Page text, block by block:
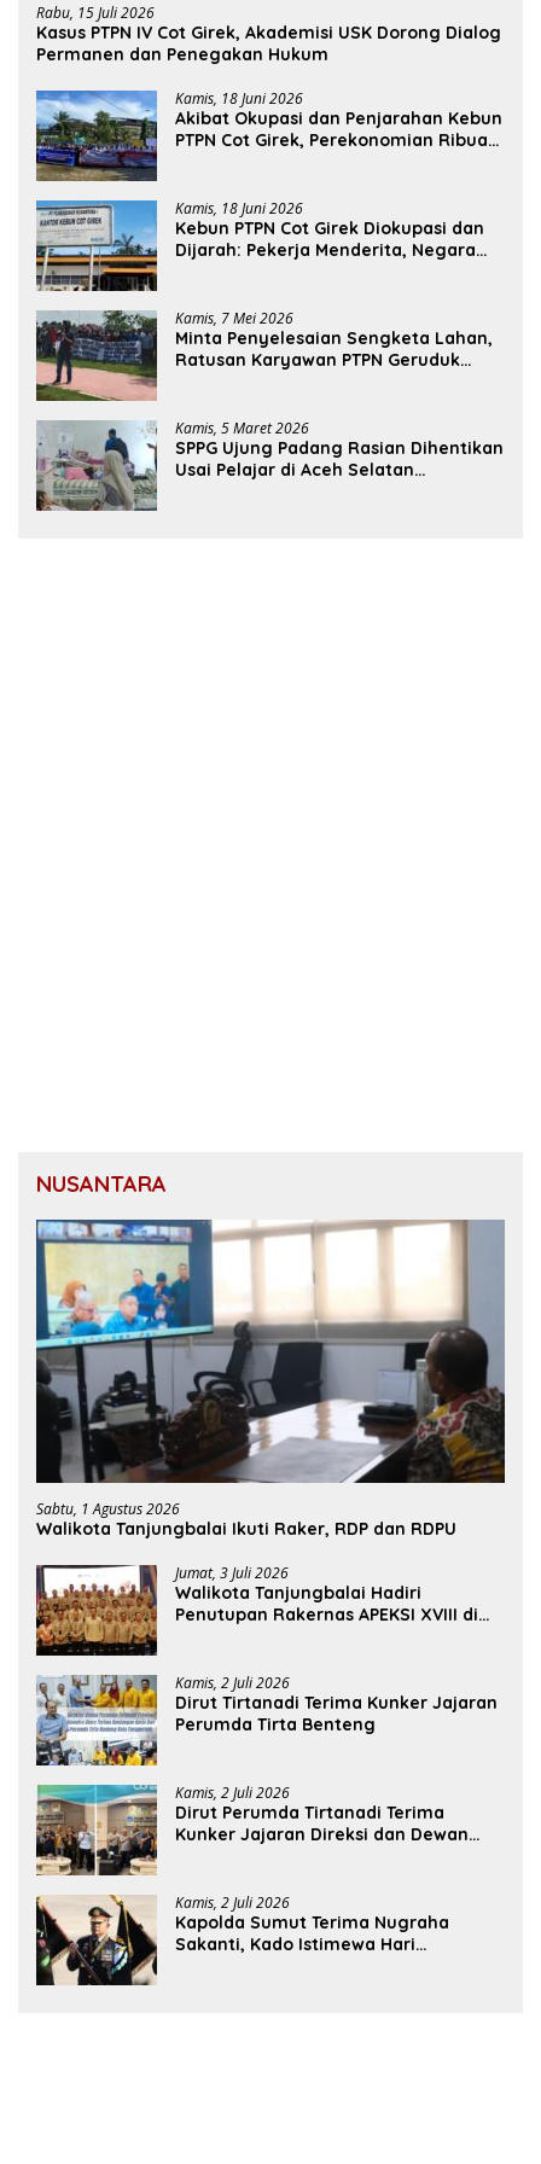
Rabu, 15 Juli 2026
Kasus PTPN IV Cot Girek, Akademisi USK Dorong Dialog
Permanen dan Penegakan Hukum
Kamis, 18 Juni 2026
Akibat Okupasi dan Penjarahan Kebun
PTPN Cot Girek, Perekonomian Ribuan
Kamis, 18 Juni 2026
Kebun PTPN Cot Girek Diokupasi dan
Dijarah: Pekerja Menderita, Negara
Kamis, 7 Mei 2026
Minta Penyelesaian Sengketa Lahan,
Ratusan Karyawan PTPN Geruduk
Kamis, 5 Maret 2026
SPPG Ujung Padang Rasian Dihentikan
Usai Pelajar di Aceh Selatan
NUSANTARA
Sabtu, 1 Agustus 2026
Walikota Tanjungbalai Ikuti Raker, RDP dan RDPU
Jumat, 3 Juli 2026
Walikota Tanjungbalai Hadiri
Penutupan Rakernas APEKSI XVIII di
Kamis, 2 Juli 2026
Dirut Tirtanadi Terima Kunker Jajaran
Perumda Tirta Benteng
Kamis, 2 Juli 2026
Dirut Perumda Tirtanadi Terima
Kunker Jajaran Direksi dan Dewan
Kamis, 2 Juli 2026
Kapolda Sumut Terima Nugraha
Sakanti, Kado Istimewa Hari